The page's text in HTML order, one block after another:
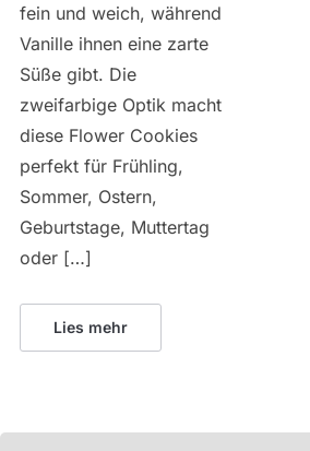
fein und weich, während
Vanille ihnen eine zarte
Süße gibt. Die
zweifarbige Optik macht
diese Flower Cookies
perfekt für Frühling,
Sommer, Ostern,
Geburtstage, Muttertag
oder […]
Lies mehr